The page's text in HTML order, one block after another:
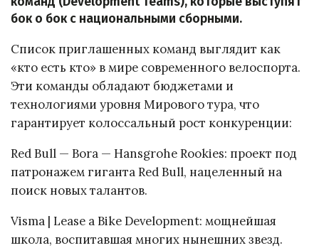
бок о бок с национальными сборными.
Список приглашенных команд выглядит как
«кто есть кто» в мире современного велоспорта.
Эти команды обладают бюджетами и
технологиями уровня Мирового тура, что
гарантирует колоссальный рост конкуренции:
Red Bull — Bora — Hansgrohe Rookies: проект под
патронажем гиганта Red Bull, нацеленный на
поиск новых талантов.
Visma | Lease a Bike Development: мощнейшая
школа, воспитавшая многих нынешних звезд.